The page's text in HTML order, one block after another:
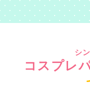
シ
コスプレ